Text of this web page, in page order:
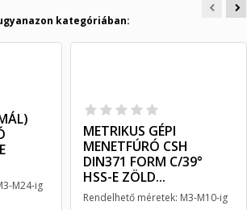
kategóriában:
M24-ig
METRIKUS GÉPI
MENETFÚRÓ CSH
DIN371 FORM C/39°
HSS-E ZÖLD...
Rendelhető méretek: M3-M10-ig